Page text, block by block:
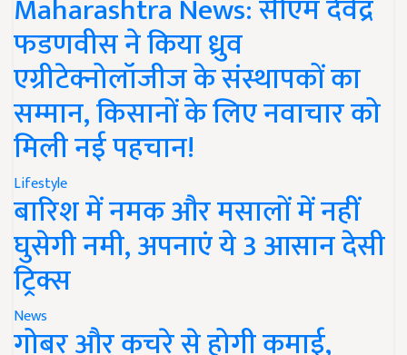
Maharashtra News: सीएम देवेंद्र
फडणवीस ने किया ध्रुव
एग्रीटेक्नोलॉजीज के संस्थापकों का
सम्मान, किसानों के लिए नवाचार को
मिली नई पहचान!
Lifestyle
बारिश में नमक और मसालों में नहीं
घुसेगी नमी, अपनाएं ये 3 आसान देसी
ट्रिक्स
News
गोबर और कचरे से होगी कमाई,